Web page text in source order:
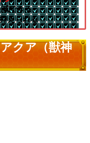
できる
えられる
クア（獣神